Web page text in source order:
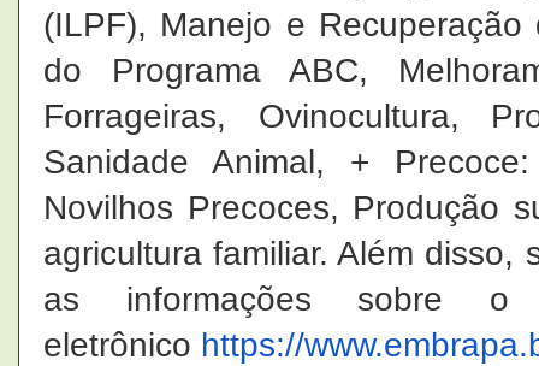
(ILPF), Manejo e
do Programa ABC,
Forrageiras, Ovinocultura,
Sanidade Animal, +
Novilhos Precoces, Produção
agricultura familiar. Além disso,
as informações sobre
eletrônico https://